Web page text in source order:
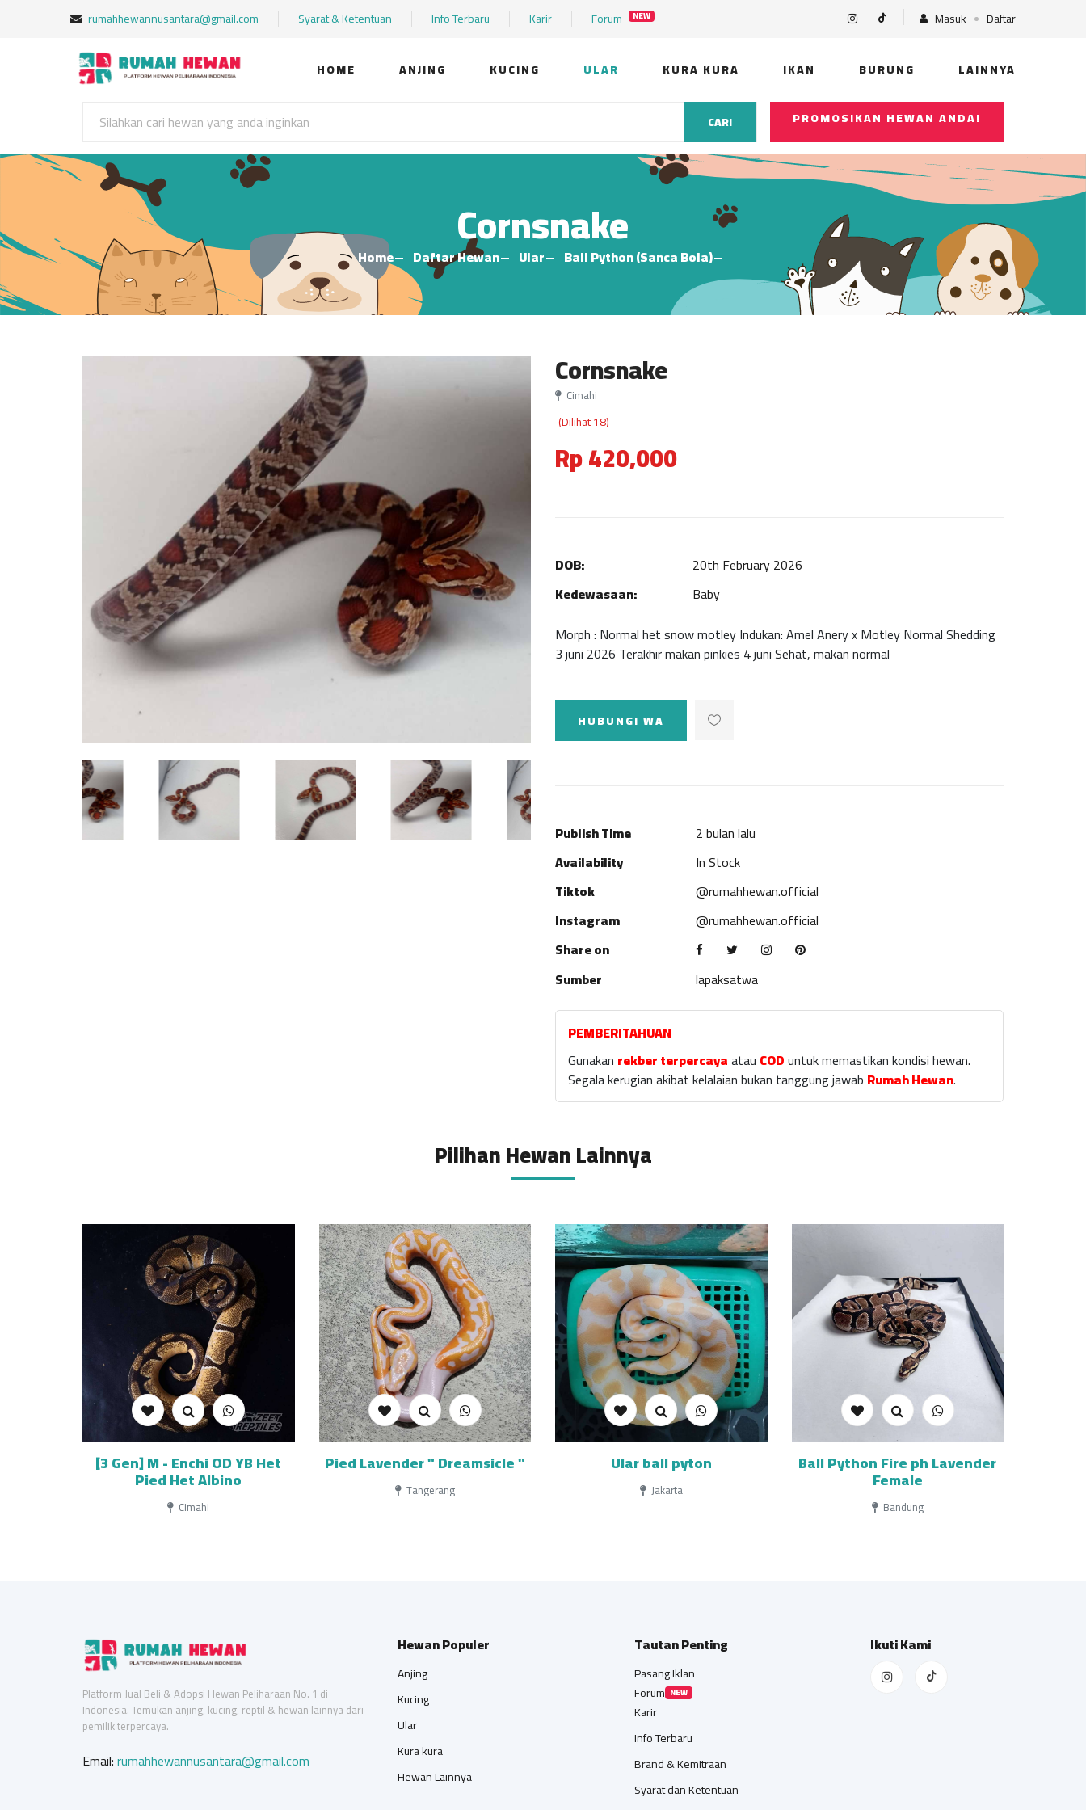
rumahhewannusantara@gmail.com Syarat & Ketentuan Info Terbaru Karir Forum NEW Masuk Daftar
HOME ANJING KUCING ULAR KURA KURA IKAN BURUNG LAINNYA
CARI PROMOSIKAN HEWAN ANDA!
Cornsnake
Home Daftar Hewan Ular Ball Python (Sanca Bola)
Cornsnake
Cimahi
(Dilihat 18)
Rp 420,000
DOB:
20th February 2026
Kedewasaan:
Baby
Morph : Normal het snow motley Indukan: Amel Anery x Motley Normal Shedding
3 juni 2026 Terakhir makan pinkies 4 juni Sehat, makan normal
HUBUNGI WA
Publish Time
2 bulan lalu
Availability
In Stock
Tiktok
@rumahhewan.official
Instagram
@rumahhewan.official
Share on
Sumber
lapaksatwa
PEMBERITAHUAN
Gunakan rekber terpercayaatau CODuntuk memastikan kondisi hewan.
Segala kerugian akibat kelalaian bukan tanggung jawab Rumah Hewan.
Pilihan Hewan Lainnya
[3 Gen] M - Enchi OD YB Het
Pied Het Albino
Cimahi
Pied Lavender " Dreamsicle "
Tangerang
Ular ball pyton
Jakarta
Ball Python Fire ph Lavender
Female
Bandung
Platform Jual Beli & Adopsi Hewan Peliharaan No. 1 di
Indonesia. Temukan anjing, kucing, reptil & hewan lainnya dari
pemilik terpercaya.
Email:rumahhewannusantara@gmail.com
Hewan Populer
Anjing
Kucing
Ular
Kura kura
Hewan Lainnya
Tautan Penting
Pasang Iklan
Forum NEW
Karir
Info Terbaru
Brand & Kemitraan
Syarat dan Ketentuan
Ikuti Kami